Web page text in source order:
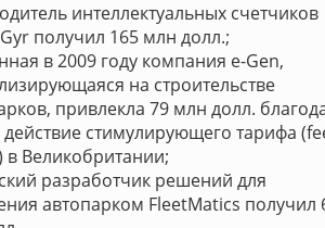
интеллектуальных счетчиков
получил 165 млн долл.;
в 2009 году компания e-Gen,
на строительстве
привлекла 79 млн долл.
действие стимулирующего тарифа
Великобритании;
разработчик решений для
автопарком FleetMatics получил